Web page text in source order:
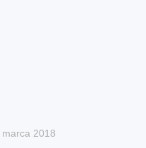
marca 2018